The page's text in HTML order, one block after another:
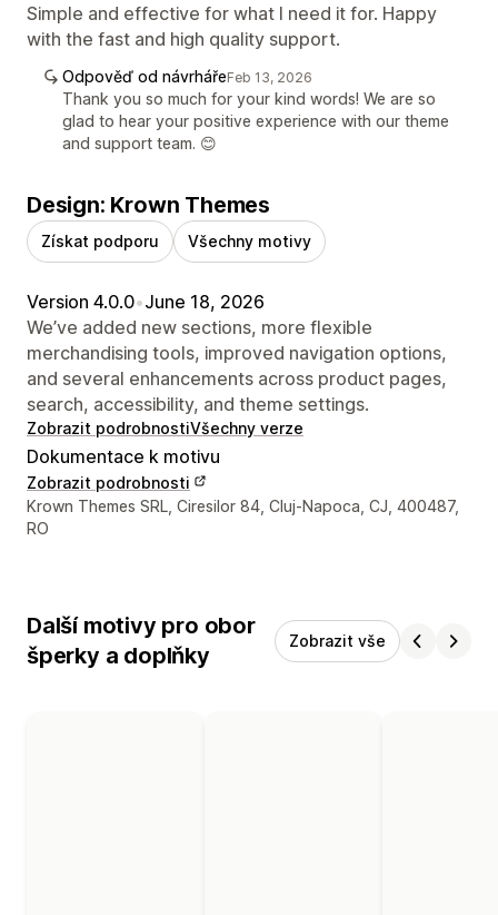
Simple and effective for what I need it for. Happy
with the fast and high quality support.
Odpověď od návrhářeFeb 13, 2026
Thank you so much for your kind words! We are so
glad to hear your positive experience with our theme
and support team. 😊
Design: Krown Themes
Získat podporu Všechny motivy
Version 4.0.0•June 18, 2026
We’ve added new sections, more flexible
merchandising tools, improved navigation options,
and several enhancements across product pages,
search, accessibility, and theme settings.
Zobrazit podrobnostiVšechny verze
Dokumentace k motivu
Zobrazit podrobnosti
Kontaktní údaje designéra
Krown Themes SRL, Ciresilor 84, Cluj-Napoca, CJ, 400487,
RO
Další motivy pro obor
šperky a doplňky
Zobrazit vše